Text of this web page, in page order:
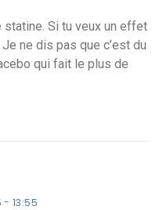
statine. Si tu veux un effet
ne dis pas que c’est du
qui fait le plus de
13:55